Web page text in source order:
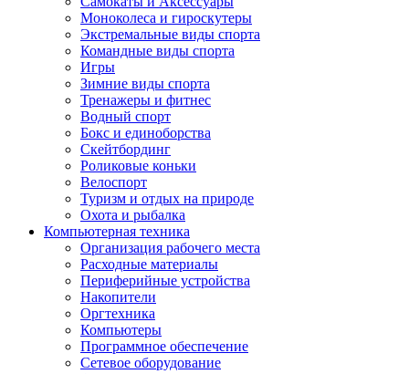
Моноколеса и гироскутеры
Экстремальные виды спорта
Командные виды спорта
Игры
Зимние виды спорта
Тренажеры и фитнес
Водный спорт
Бокс и единоборства
Скейтбординг
Роликовые коньки
Велоспорт
Туризм и отдых на природе
Охота и рыбалка
Компьютерная техника
Организация рабочего места
Расходные материалы
Периферийные устройства
Накопители
Оргтехника
Компьютеры
Программное обеспечение
Сетевое оборудование